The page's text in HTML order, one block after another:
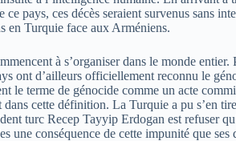
pays, ces décès seraient survenus sans
en Turquie face aux Arméniens.
à s’organiser dans le monde
ont d’ailleurs officiellement reconnu le
le terme de génocide comme un acte
cette définition. La Turquie a pu s’en
turc Recep Tayyip Erdogan est refuser
une conséquence de cette impunité que